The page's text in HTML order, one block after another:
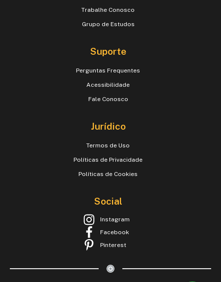
Trabalhe Conosco
Grupo de Estudos
Suporte
Perguntas Frequentes
Acessibilidade
Fale Conosco
Jurídico
Termos de Uso
Políticas de Privacidade
Políticas de Cookies
Social
Instagram
Facebook
Pinterest